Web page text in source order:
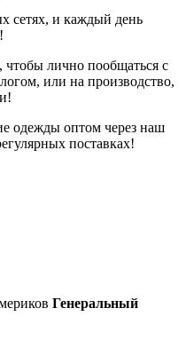
сетях, и каждый день
лично пообщаться с
или на производство,
одежды оптом через наш
поставках!
Генеральный